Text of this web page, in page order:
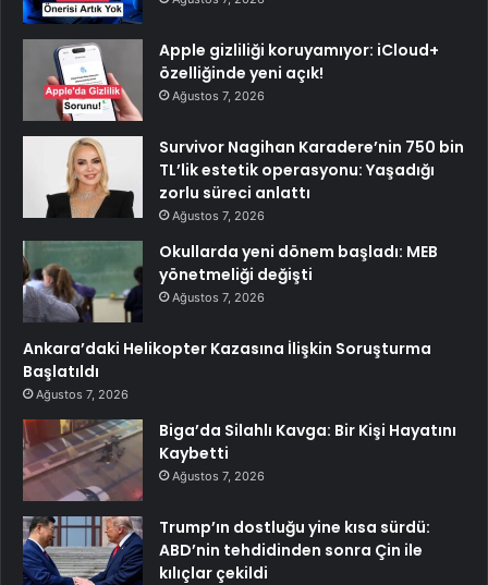
Apple gizliliği koruyamıyor: iCloud+
özelliğinde yeni açık!
Ağustos 7, 2026
Survivor Nagihan Karadere’nin 750 bin
TL’lik estetik operasyonu: Yaşadığı
zorlu süreci anlattı
Ağustos 7, 2026
Okullarda yeni dönem başladı: MEB
yönetmeliği değişti
Ağustos 7, 2026
Ankara’daki Helikopter Kazasına İlişkin Soruşturma
Başlatıldı
Ağustos 7, 2026
Biga’da Silahlı Kavga: Bir Kişi Hayatını
Kaybetti
Ağustos 7, 2026
Trump’ın dostluğu yine kısa sürdü:
ABD’nin tehdidinden sonra Çin ile
kılıçlar çekildi